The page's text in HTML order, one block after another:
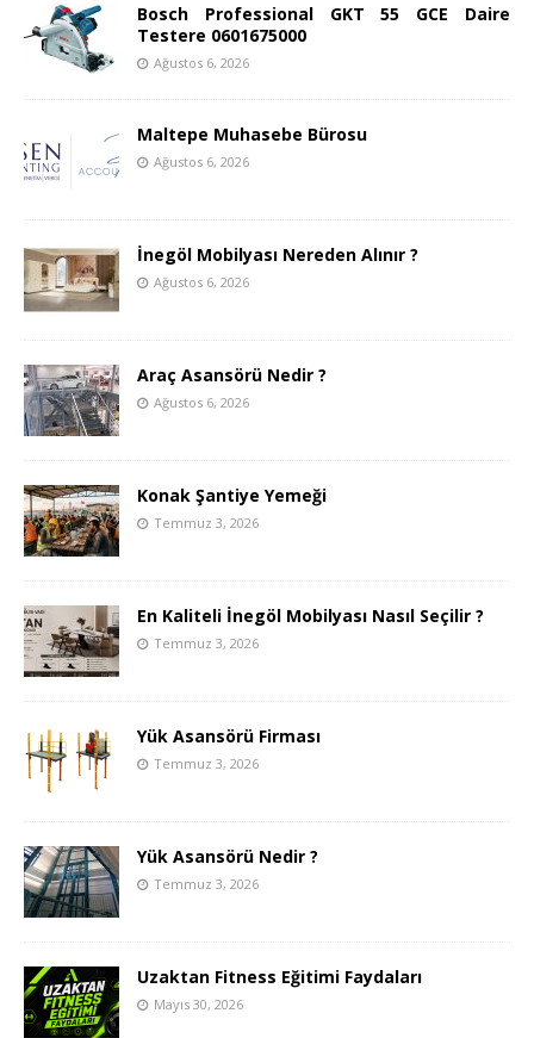
Bosch Professional GKT 55 GCE Daire
Testere 0601675000
Ağustos 6, 2026
Maltepe Muhasebe Bürosu
Ağustos 6, 2026
İnegöl Mobilyası Nereden Alınır ?
Ağustos 6, 2026
Araç Asansörü Nedir ?
Ağustos 6, 2026
Konak Şantiye Yemeği
Temmuz 3, 2026
En Kaliteli İnegöl Mobilyası Nasıl Seçilir ?
Temmuz 3, 2026
Yük Asansörü Firması
Temmuz 3, 2026
Yük Asansörü Nedir ?
Temmuz 3, 2026
Uzaktan Fitness Eğitimi Faydaları
Mayıs 30, 2026